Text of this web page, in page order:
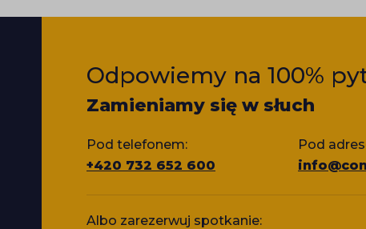
Odpowiemy na 100%
Zamieniamy się w słuch
Pod telefonem:
+420 732 652 600
Pod
Albo zarezerwuj spotkanie: